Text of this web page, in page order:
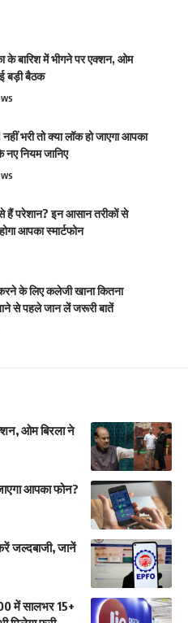
के बारिश में भीगने पर एक्शन, ओम
बड़ी बैठक
भरी तो क्या लॉक हो जाएगा आपका
नियम जानिए
से हैं परेशान? इन आसान तरीकों से
आपका स्मार्टफोन
के लिए कलेजी खाना कितना
से पहले जान लें जरूरी बातें
ओम बिरला ने
आपका फोन?
जल्दबाजी, जानें
में सालभर 15+